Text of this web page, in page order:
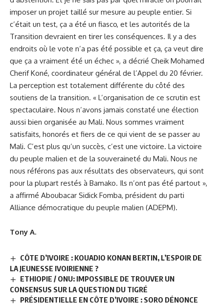
imposer un projet taillé sur mesure au peuple entier. Si
c’était un test, ça a été un fiasco, et les autorités de la
Transition devraient en tirer les conséquences. Il y a des
endroits où le vote n’a pas été possible et ça, ça veut dire
que ça a vraiment été un échec », a décrié Cheik Mohamed
Cherif Koné, coordinateur général de l’Appel du 20 février.
La perception est totalement différente du côté des
soutiens de la transition. « L’organisation de ce scrutin est
spectaculaire. Nous n’avons jamais constaté une élection
aussi bien organisée au Mali. Nous sommes vraiment
satisfaits, honorés et fiers de ce qui vient de se passer au
Mali. C’est plus qu’un succès, c’est une victoire. La victoire
du peuple malien et de la souveraineté du Mali. Nous ne
nous référons pas aux résultats des observateurs, qui sont
pour la plupart restés à Bamako. Ils n’ont pas été partout »,
a affirmé Aboubacar Sidick Fomba, président du parti
Alliance démocratique du peuple malien (ADEPM).
Tony A.
CÔTE D’IVOIRE : KOUADIO KONAN BERTIN, L’ESPOIR DE
LA JEUNESSE IVOIRIENNE ?
ETHIOPIE / ONU: IMPOSSIBLE DE TROUVER UN
CONSENSUS SUR LA QUESTION DU TIGRÉ
PRÉSIDENTIELLE EN CÔTE D’IVOIRE : SORO DÉNONCE